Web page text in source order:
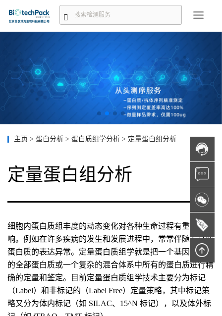
主页 > 蛋白分析 > 蛋白质组学分析 > 定量蛋白组分析
定量蛋白组分析
细胞内蛋白质组丰度的动态变化对各种生命过程有重要影
响。例如在许多疾病的发生和发展进程中，常常伴随着某些
蛋白质的表达异常。定量蛋白质组学就是把一个基因组表达
的全部蛋白质或一个复杂的混合体系中所有的蛋白质进行精
确的定量和鉴定。目前定量蛋白质组学技术主要分为标记
（Label）和非标记的（Label Free）定量策略，其中标记策
略又分为体内标记（如 SILAC、15^N 标记），以及体外标